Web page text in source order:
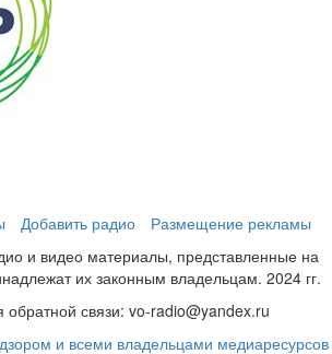
Добавить радио
Размещение рекламы
и видео материалы, представленные на
их законным владельцам. 2024 гг.
обратной связи: vo-radio@yandex.ru
и всеми владельцами медиаресурсов